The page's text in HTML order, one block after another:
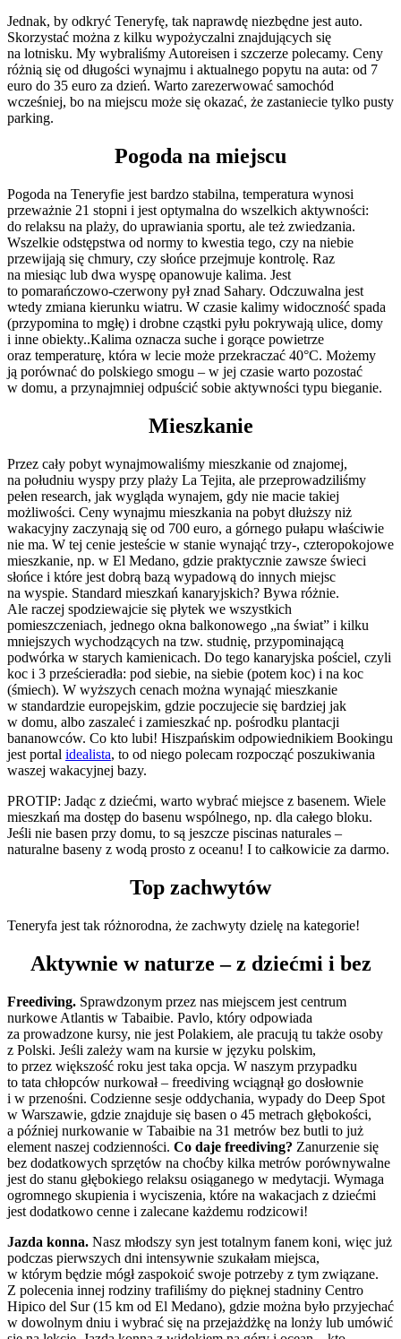
Jednak, by odkryć Teneryfę, tak naprawdę niezbędne jest auto.
Skorzystać można z kilku wypożyczalni znajdujących się
na lotnisku. My wybraliśmy Autoreisen i szczerze polecamy. Ceny
różnią się od długości wynajmu i aktualnego popytu na auta: od 7
euro do 35 euro za dzień. Warto zarezerwować samochód
wcześniej, bo na miejscu może się okazać, że zastaniecie tylko pusty
parking.
Pogoda na miejscu
Pogoda na Teneryfie jest bardzo stabilna, temperatura wynosi
przeważnie 21 stopni i jest optymalna do wszelkich aktywności:
do relaksu na plaży, do uprawiania sportu, ale też zwiedzania.
Wszelkie odstępstwa od normy to kwestia tego, czy na niebie
przewijają się chmury, czy słońce przejmuje kontrolę. Raz
na miesiąc lub dwa wyspę opanowuje kalima. Jest
to pomarańczowo-czerwony pył znad Sahary. Odczuwalna jest
wtedy zmiana kierunku wiatru. W czasie kalimy widoczność spada
(przypomina to mgłę) i drobne cząstki pyłu pokrywają ulice, domy
i inne obiekty..Kalima oznacza suche i gorące powietrze
oraz temperaturę, która w lecie może przekraczać 40°C. Możemy
ją porównać do polskiego smogu – w jej czasie warto pozostać
w domu, a przynajmniej odpuścić sobie aktywności typu bieganie.
Mieszkanie
Przez cały pobyt wynajmowaliśmy mieszkanie od znajomej,
na południu wyspy przy plaży La Tejita, ale przeprowadziliśmy
pełen research, jak wygląda wynajem, gdy nie macie takiej
możliwości. Ceny wynajmu mieszkania na pobyt dłuższy niż
wakacyjny zaczynają się od 700 euro, a górnego pułapu właściwie
nie ma. W tej cenie jesteście w stanie wynająć trzy-, czteropokojowe
mieszkanie, np. w El Medano, gdzie praktycznie zawsze świeci
słońce i które jest dobrą bazą wypadową do innych miejsc
na wyspie. Standard mieszkań kanaryjskich? Bywa różnie.
Ale raczej spodziewajcie się płytek we wszystkich
pomieszczeniach, jednego okna balkonowego „na świat” i kilku
mniejszych wychodzących na tzw. studnię, przypominającą
podwórka w starych kamienicach. Do tego kanaryjska pościel, czyli
koc i 3 prześcieradła: pod siebie, na siebie (potem koc) i na koc
(śmiech). W wyższych cenach można wynająć mieszkanie
w standardzie europejskim, gdzie poczujecie się bardziej jak
w domu, albo zaszaleć i zamieszkać np. pośrodku plantacji
bananowców. Co kto lubi! Hiszpańskim odpowiednikiem Bookingu
jest portal idealista, to od niego polecam rozpocząć poszukiwania
waszej wakacyjnej bazy.
PROTIP: Jadąc z dziećmi, warto wybrać miejsce z basenem. Wiele
mieszkań ma dostęp do basenu wspólnego, np. dla całego bloku.
Jeśli nie basen przy domu, to są jeszcze piscinas naturales –
naturalne baseny z wodą prosto z oceanu! I to całkowicie za darmo.
Top zachwytów
Teneryfa jest tak różnorodna, że zachwyty dzielę na kategorie!
Aktywnie w naturze – z dziećmi i bez
Freediving. Sprawdzonym przez nas miejscem jest centrum
nurkowe Atlantis w Tabaibie. Pavlo, który odpowiada
za prowadzone kursy, nie jest Polakiem, ale pracują tu także osoby
z Polski. Jeśli zależy wam na kursie w języku polskim,
to przez większość roku jest taka opcja. W naszym przypadku
to tata chłopców nurkował – freediving wciągnął go dosłownie
i w przenośni. Codzienne sesje oddychania, wypady do Deep Spot
w Warszawie, gdzie znajduje się basen o 45 metrach głębokości,
a później nurkowanie w Tabaibie na 31 metrów bez butli to już
element naszej codzienności. Co daje freediving? Zanurzenie się
bez dodatkowych sprzętów na choćby kilka metrów porównywalne
jest do stanu głębokiego relaksu osiąganego w medytacji. Wymaga
ogromnego skupienia i wyciszenia, które na wakacjach z dziećmi
jest dodatkowo cenne i zalecane każdemu rodzicowi!
Jazda konna. Nasz młodszy syn jest totalnym fanem koni, więc już
podczas pierwszych dni intensywnie szukałam miejsca,
w którym będzie mógł zaspokoić swoje potrzeby z tym związane.
Z polecenia innej rodziny trafiliśmy do pięknej stadniny Centro
Hipico del Sur (15 km od El Medano), gdzie można było przyjechać
w dowolnym dniu i wybrać się na przejażdżkę na lonży lub umówić